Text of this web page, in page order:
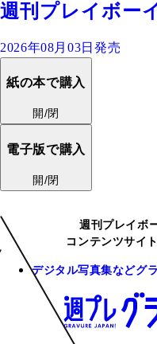
週刊プレイボー
2026年08月03日発売
紙の本で購入
開/閉
電子版で購入
開/閉
週刊プレイボ
コンテンツサイ
デジタル写真集などグ